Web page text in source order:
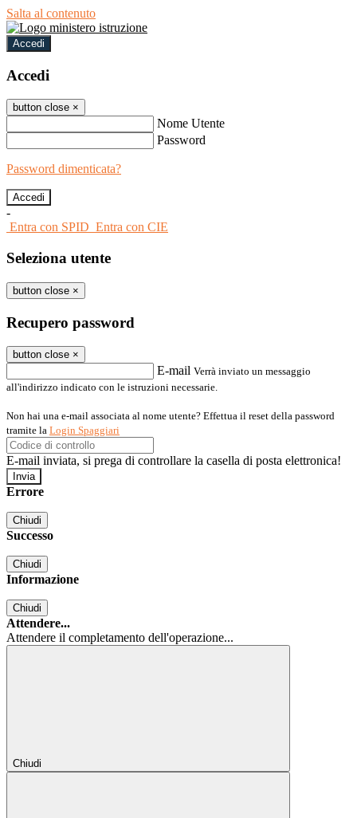
Salta al contenuto
Accedi
Accedi
button close ×
Nome Utente
Password
Password dimenticata?
-
Entra con SPID Entra con CIE
Seleziona utente
button close ×
Recupero password
button close ×
E-mail Verrà inviato un messaggio
all'indirizzo indicato con le istruzioni necessarie.
Non hai una e-mail associata al nome utente? Effettua il reset della password
tramite la Login Spaggiari
E-mail inviata, si prega di controllare la casella di posta elettronica!
Errore
Chiudi
Successo
Chiudi
Informazione
Chiudi
Attendere...
Attendere il completamento dell'operazione...
Chiudi